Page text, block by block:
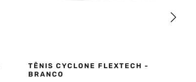
TÊNIS CYCLONE FLEXTECH -
BRANCO